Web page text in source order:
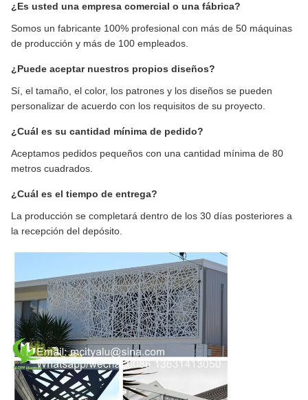
¿Es usted una empresa comercial o una fábrica?
Somos un fabricante 100% profesional con más de 50 máquinas
de producción y más de 100 empleados.
¿Puede aceptar nuestros propios diseños?
Sí, el tamaño, el color, los patrones y los diseños se pueden
personalizar de acuerdo con los requisitos de su proyecto.
¿Cuál es su cantidad mínima de pedido?
Aceptamos pedidos pequeños con una cantidad mínima de 80
metros cuadrados.
¿Cuál es el tiempo de entrega?
La producción se completará dentro de los 30 días posteriores a
la recepción del depósito.